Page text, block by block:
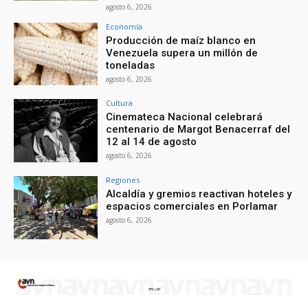
agosto 6, 2026
Economía
Producción de maíz blanco en
Venezuela supera un millón de
toneladas
agosto 6, 2026
Cultura
Cinemateca Nacional celebrará
centenario de Margot Benacerraf del
12 al 14 de agosto
agosto 6, 2026
Regiones
Alcaldía y gremios reactivan hoteles y
espacios comerciales en Porlamar
agosto 6, 2026